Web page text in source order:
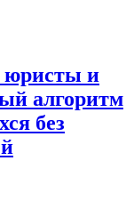
юристы и
алгоритм
без